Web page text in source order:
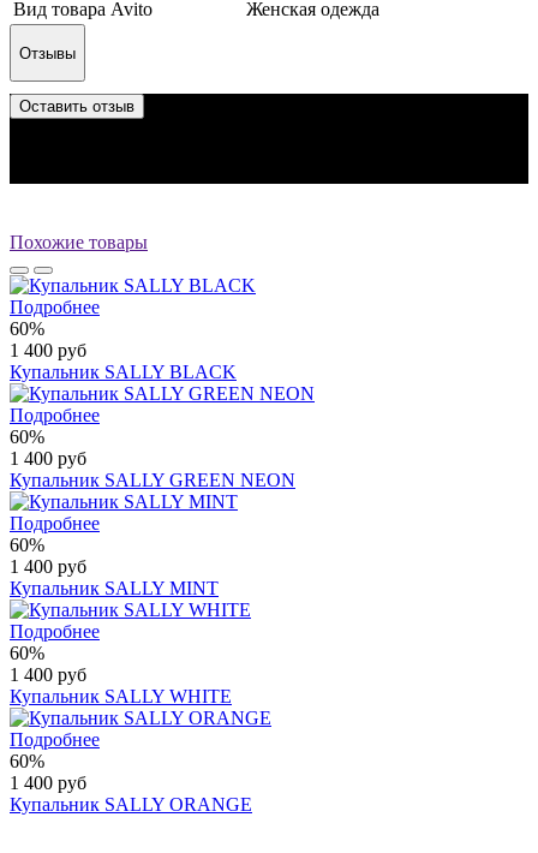
Вид товара Avito
Женская одежда
Отзывы
Оставить отзыв
Похожие товары
Подробнее
60%
1 400 руб
Купальник SALLY BLACK
Подробнее
60%
1 400 руб
Купальник SALLY GREEN NEON
Подробнее
60%
1 400 руб
Купальник SALLY MINT
Подробнее
60%
1 400 руб
Купальник SALLY WHITE
Подробнее
60%
1 400 руб
Купальник SALLY ORANGE